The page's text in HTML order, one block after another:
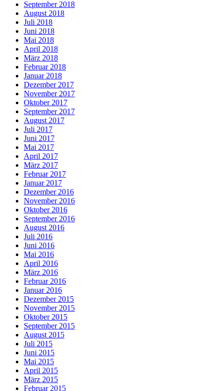
September 2018
August 2018
Juli 2018
Juni 2018
Mai 2018
April 2018
März 2018
Februar 2018
Januar 2018
Dezember 2017
November 2017
Oktober 2017
September 2017
August 2017
Juli 2017
Juni 2017
Mai 2017
April 2017
März 2017
Februar 2017
Januar 2017
Dezember 2016
November 2016
Oktober 2016
September 2016
August 2016
Juli 2016
Juni 2016
Mai 2016
April 2016
März 2016
Februar 2016
Januar 2016
Dezember 2015
November 2015
Oktober 2015
September 2015
August 2015
Juli 2015
Juni 2015
Mai 2015
April 2015
März 2015
Februar 2015